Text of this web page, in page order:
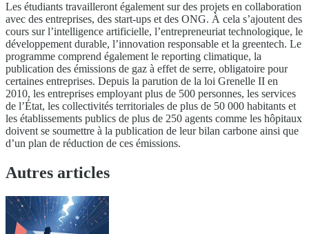
Les étudiants travailleront également sur des projets en collaboration
avec des entreprises, des start-ups et des ONG. À cela s’ajoutent des
cours sur l’intelligence artificielle, l’entrepreneuriat technologique, le
développement durable, l’innovation responsable et la greentech. Le
programme comprend également le reporting climatique, la
publication des émissions de gaz à effet de serre, obligatoire pour
certaines entreprises. Depuis la parution de la loi Grenelle II en
2010, les entreprises employant plus de 500 personnes, les services
de l’État, les collectivités territoriales de plus de 50 000 habitants et
les établissements publics de plus de 250 agents comme les hôpitaux
doivent se soumettre à la publication de leur bilan carbone ainsi que
d’un plan de réduction de ces émissions.
Autres articles